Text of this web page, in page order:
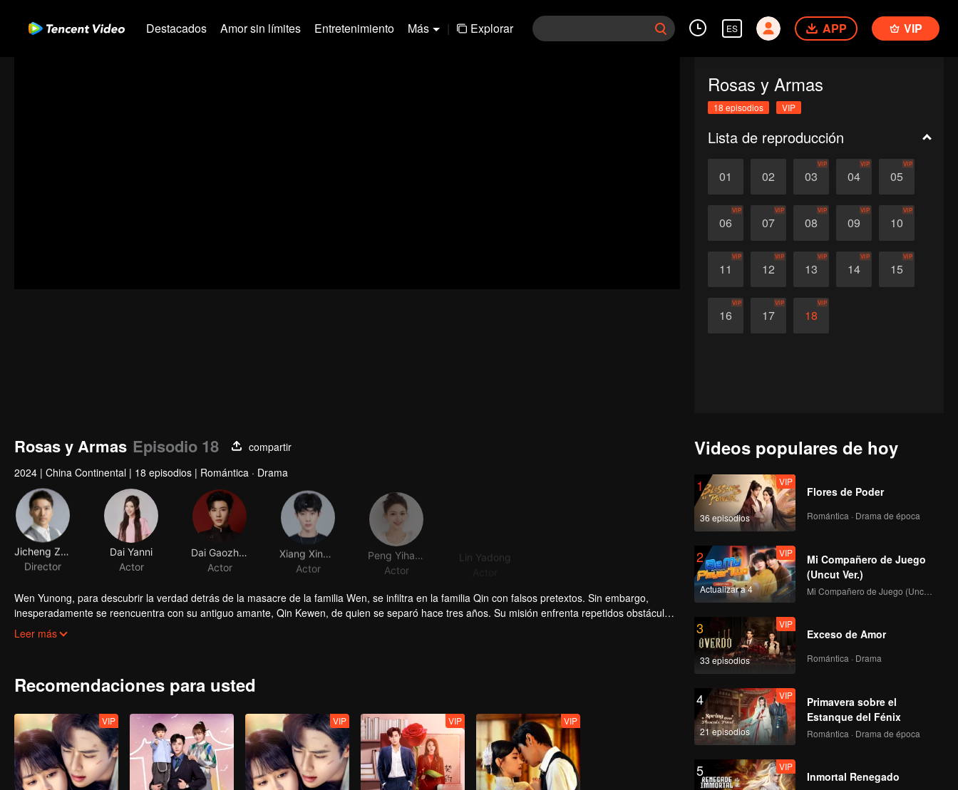
Destacados Amor sin límites Entretenimiento Más | Explorar ES APP VIP
Rosas y Armas
18 episodios VIP
Lista de reproducción
01 02 03
VIP
04
VIP
05
VIP
06
VIP
07
VIP
08
VIP
09
VIP
10
VIP
11
VIP
12
VIP
13
VIP
14
VIP
15
VIP
16
VIP
17
VIP
18
VIP
Rosas y Armas Episodio 18
compartir
2024 | China Continental | 18 episodios | Romántica · Drama
Jicheng Zou
Director
Dai Yanni
Actor
Actor
Actor
Actor
Wen Yunong, para descubrir la verdad detrás de la masacre de la familia Wen, se infiltra en la familia Qin con falsos pretextos. Sin embargo,
inesperadamente se reencuentra con su antiguo amante, Qin Kewen, de quien se separó hace tres años. Su misión enfrenta repetidos obstáculos
cuando Qin Kewen regresa con un voto de venganza, decidido a exponer a Wen Yunong como un fraude amoroso. A pesar de su postura
Leer más
Recomendaciones para usted
VIP VIP VIP VIP
Videos populares de hoy
1
36 episodios
VIP
Flores de Poder
Romántica · Drama de época
2
Actualizar a 4
VIP
Mi Compañero de Juego
(Uncut Ver.)
Mi Compañero de Juego (Uncut Ver.)
3
33 episodios
VIP
Exceso de Amor
Romántica · Drama
4
21 episodios
VIP
Primavera sobre el
Estanque del Fénix
Romántica · Drama de época
5 VIP
Inmortal Renegado